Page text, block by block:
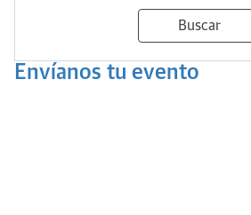
Buscar
Envíanos tu evento